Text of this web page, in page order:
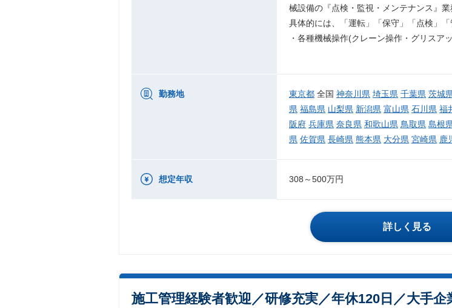
械設備の『点検・監視・メンテナンス』業
具体的には、「運転」「保守」「点検」「
・各種機械操作(クレーン操作・グリスアッ
勤務地 東京都 全国 神奈川県 埼玉県 千葉県 茨城
県 福島県 山梨県 新潟県 富山県 石川県 福
阪府 兵庫県 奈良県 和歌山県 鳥取県 島根
県 佐賀県 長崎県 熊本県 大分県 宮崎県 鹿
想定年収 308～500万円
詳しく見る
施工管理経験者歓迎／研修充実／年休120日／大手